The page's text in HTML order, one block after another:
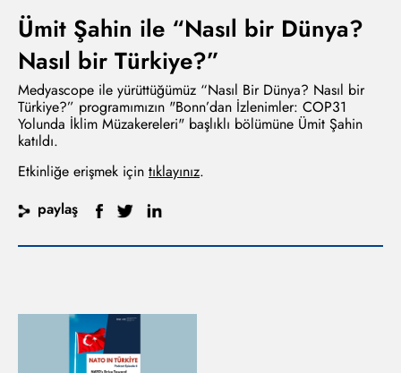
Ümit Şahin ile “Nasıl bir Dünya?
Nasıl bir Türkiye?”
Medyascope ile yürüttüğümüz “Nasıl Bir Dünya? Nasıl bir
Türkiye?” programımızın "Bonn’dan İzlenimler: COP31
Yolunda İklim Müzakereleri" başlıklı bölümüne Ümit Şahin
katıldı.
Etkinliğe erişmek için tıklayınız.
paylaş